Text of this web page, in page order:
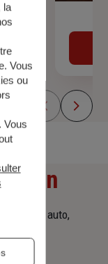
auto,
la
Vous
ou
Vous